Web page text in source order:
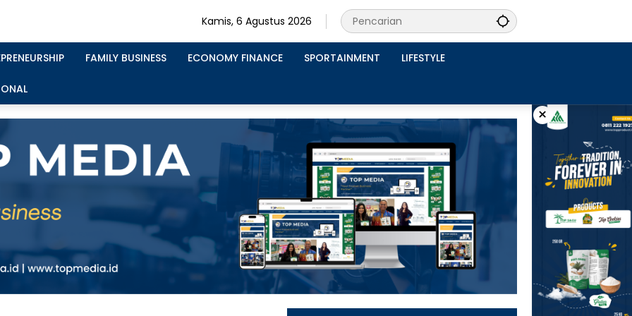
Kamis, 6 Agustus 2026
FAMILY BUSINESS ECONOMY FINANCE SPORTAINMENT LIFESTYLE
×